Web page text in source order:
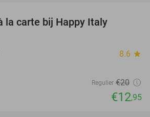
la carte bij Happy Italy
8.6 star
Regulier €20
€12,95